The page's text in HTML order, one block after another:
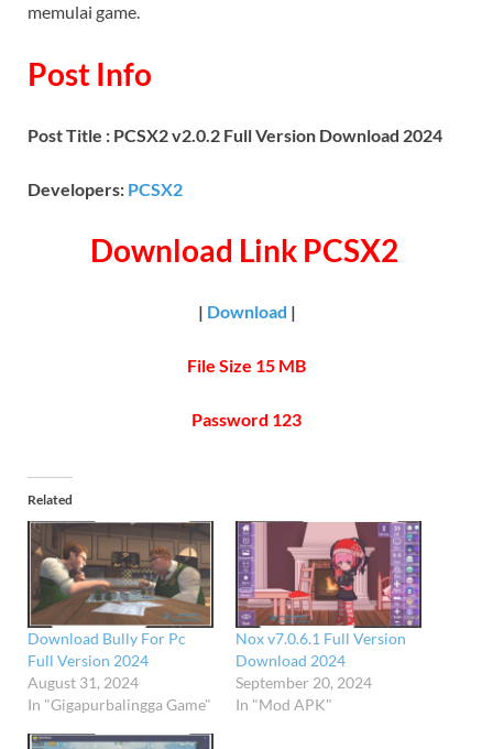
memulai game.
Post Info
Post Title : PCSX2 v2.0.2 Full Version Download 2024
Developers: PCSX2
Download Link PCSX2
| Download |
File Size 15 MB
Password 123
Related
Download Bully For Pc
Full Version 2024
August 31, 2024
In "Gigapurbalingga Game"
Nox v7.0.6.1 Full Version
Download 2024
September 20, 2024
In "Mod APK"